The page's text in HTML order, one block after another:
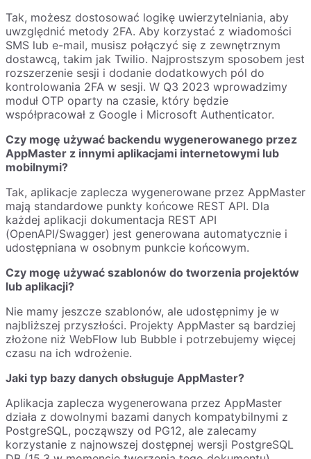
Tak, możesz dostosować logikę uwierzytelniania, aby
uwzględnić metody 2FA. Aby korzystać z wiadomości
SMS lub e-mail, musisz połączyć się z zewnętrznym
dostawcą, takim jak Twilio. Najprostszym sposobem jest
rozszerzenie sesji i dodanie dodatkowych pól do
kontrolowania 2FA w sesji. W Q3 2023 wprowadzimy
moduł OTP oparty na czasie, który będzie
współpracował z Google i Microsoft Authenticator.
Czy mogę używać backendu wygenerowanego przez
AppMaster z innymi aplikacjami internetowymi lub
mobilnymi?
Tak, aplikacje zaplecza wygenerowane przez AppMaster
mają standardowe punkty końcowe REST API. Dla
każdej aplikacji dokumentacja REST API
(OpenAPI/Swagger) jest generowana automatycznie i
udostępniana w osobnym punkcie końcowym.
Czy mogę używać szablonów do tworzenia projektów
lub aplikacji?
Nie mamy jeszcze szablonów, ale udostępnimy je w
najbliższej przyszłości. Projekty AppMaster są bardziej
złożone niż WebFlow lub Bubble i potrzebujemy więcej
czasu na ich wdrożenie.
Jaki typ bazy danych obsługuje AppMaster?
Aplikacja zaplecza wygenerowana przez AppMaster
działa z dowolnymi bazami danych kompatybilnymi z
PostgreSQL, począwszy od PG12, ale zalecamy
korzystanie z najnowszej dostępnej wersji PostgreSQL